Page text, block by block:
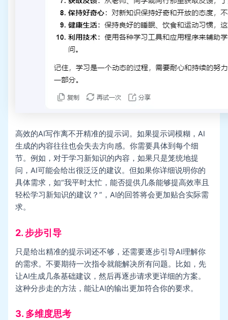
高效的AI写作离不开精准的提示词。如果提示词模糊，AI
生成的内容往往也会失去方向感。你需要具体到每个细
节。例如，对于学习新知识的内容，如果只是笼统地提
问，AI可能会给出很泛泛的建议。但如果你详细说明你的
具体需求，如“我平时太忙，能否提供几条能够提高效率且
轻松学习新知识的建议？”，AI的回答将会更加贴合实际需
求。
2. 步步引导
只是给出精准的提示词还不够，还需要逐步引导AI理解你
的需求。不要期待一次指令就能解决所有问题。比如，先
让AI生成几条基础建议，然后再逐步请求更详细的方案。
这种分步走的方法，能让AI的输出更加符合你的要求。
3. 多维度思考